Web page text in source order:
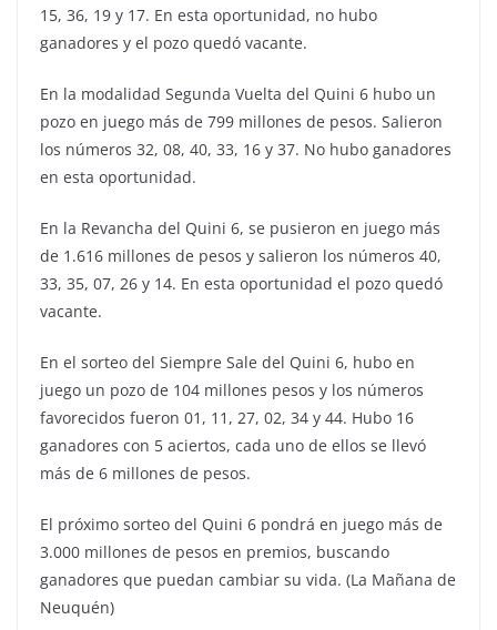
15, 36, 19 y 17. En esta oportunidad, no hubo
ganadores y el pozo quedó vacante.
En la modalidad Segunda Vuelta del Quini 6 hubo un
pozo en juego más de 799 millones de pesos. Salieron
los números 32, 08, 40, 33, 16 y 37. No hubo ganadores
en esta oportunidad.
En la Revancha del Quini 6, se pusieron en juego más
de 1.616 millones de pesos y salieron los números 40,
33, 35, 07, 26 y 14. En esta oportunidad el pozo quedó
vacante.
En el sorteo del Siempre Sale del Quini 6, hubo en
juego un pozo de 104 millones pesos y los números
favorecidos fueron 01, 11, 27, 02, 34 y 44. Hubo 16
ganadores con 5 aciertos, cada uno de ellos se llevó
más de 6 millones de pesos.
El próximo sorteo del Quini 6 pondrá en juego más de
3.000 millones de pesos en premios, buscando
ganadores que puedan cambiar su vida. (La Mañana de
Neuquén)